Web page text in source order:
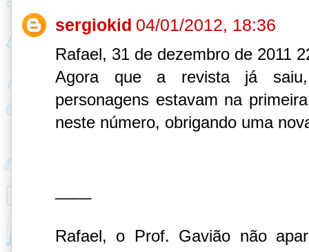
sergiokid 04/01/2012, 18:36
Rafael, 31 de dezembro de 2011
Agora que a revista já
personagens estavam na
neste número, obrigando uma
Rafael, o Prof. Gavião não